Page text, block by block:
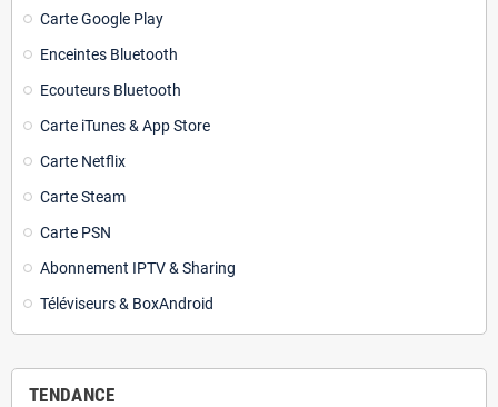
Carte Google Play
Enceintes Bluetooth
Ecouteurs Bluetooth
Carte iTunes & App Store
Carte Netflix
Carte Steam
Carte PSN
Abonnement IPTV & Sharing
Téléviseurs & BoxAndroid
TENDANCE